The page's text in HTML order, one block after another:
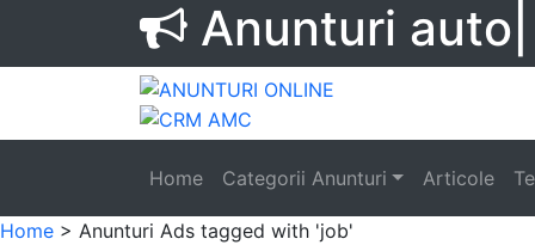
Anunturi auto
Home Categorii Anunturi Articole
Home > Anunturi Ads tagged with 'job'